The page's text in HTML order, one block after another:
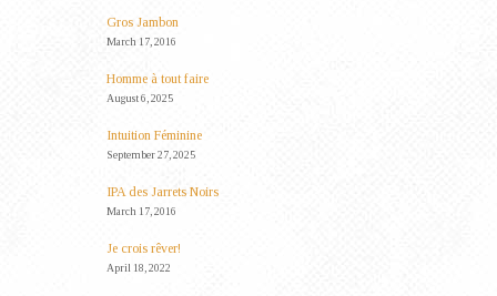
Gros Jambon
March 17, 2016
Homme à tout faire
August 6, 2025
Intuition Féminine
September 27, 2025
IPA des Jarrets Noirs
March 17, 2016
Je crois rêver!
April 18, 2022